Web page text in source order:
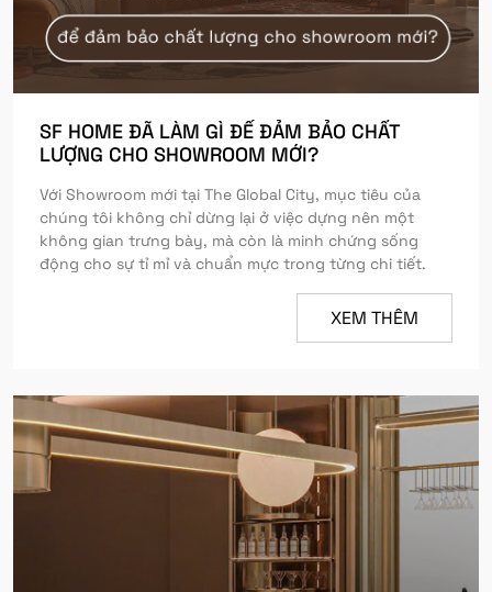
SF HOME ĐÃ LÀM GÌ ĐỂ ĐẢM BẢO CHẤT
LƯỢNG CHO SHOWROOM MỚI?
Với Showroom mới tại The Global City, mục tiêu của
chúng tôi không chỉ dừng lại ở việc dựng nên một
không gian trưng bày, mà còn là minh chứng sống
động cho sự tỉ mỉ và chuẩn mực trong từng chi tiết.
XEM THÊM